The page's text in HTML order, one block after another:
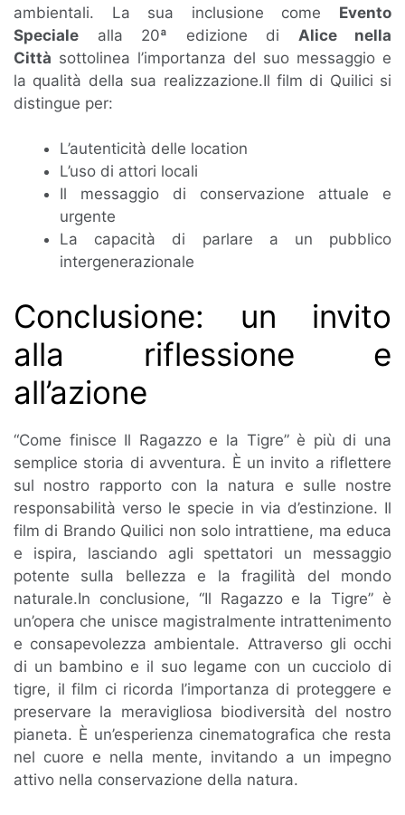
ambientali. La sua inclusione come Evento
Speciale alla 20ª edizione di Alice nella
Città sottolinea l’importanza del suo messaggio e
la qualità della sua realizzazione.Il film di Quilici si
distingue per:
L’autenticità delle location
L’uso di attori locali
Il messaggio di conservazione attuale e
urgente
La capacità di parlare a un pubblico
intergenerazionale
Conclusione: un invito
alla riflessione e
all’azione
“Come finisce Il Ragazzo e la Tigre” è più di una
semplice storia di avventura. È un invito a riflettere
sul nostro rapporto con la natura e sulle nostre
responsabilità verso le specie in via d’estinzione. Il
film di Brando Quilici non solo intrattiene, ma educa
e ispira, lasciando agli spettatori un messaggio
potente sulla bellezza e la fragilità del mondo
naturale.In conclusione, “Il Ragazzo e la Tigre” è
un’opera che unisce magistralmente intrattenimento
e consapevolezza ambientale. Attraverso gli occhi
di un bambino e il suo legame con un cucciolo di
tigre, il film ci ricorda l’importanza di proteggere e
preservare la meravigliosa biodiversità del nostro
pianeta. È un’esperienza cinematografica che resta
nel cuore e nella mente, invitando a un impegno
attivo nella conservazione della natura.